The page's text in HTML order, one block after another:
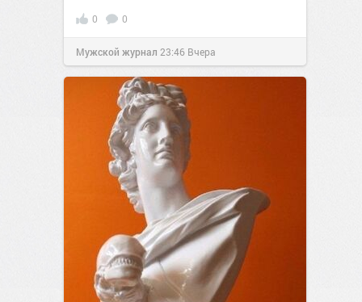
0 0
Мужской журнал 23:46 Вчера